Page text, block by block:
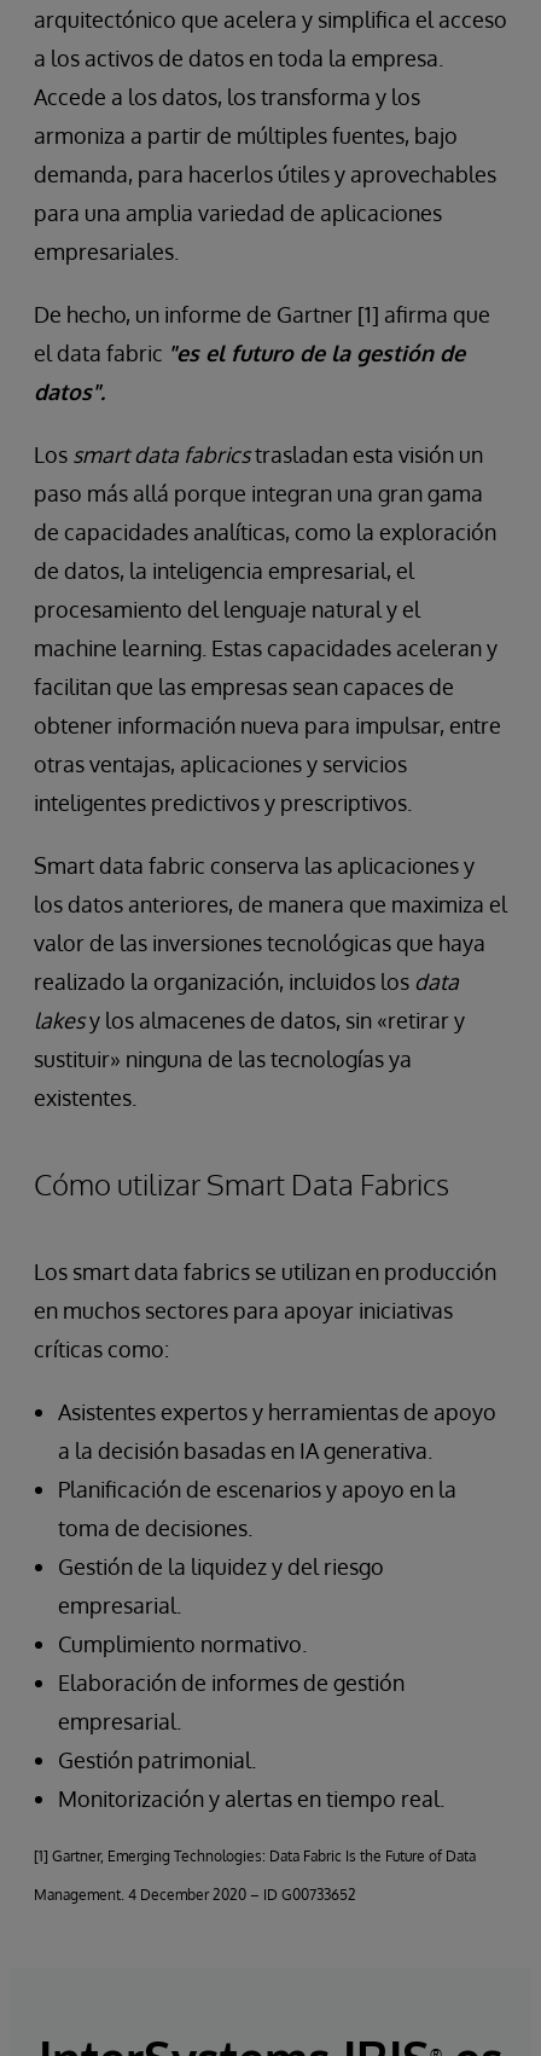
arquitectónico que acelera y simplifica el acceso
a los activos de datos en toda la empresa.
Accede a los datos, los transforma y los
armoniza a partir de múltiples fuentes, bajo
demanda, para hacerlos útiles y aprovechables
para una amplia variedad de aplicaciones
empresariales.
De hecho, un informe de Gartner [1] afirma que
el data fabric "es el futuro de la gestión de
datos".
Los smart data fabricstrasladan esta visión un
paso más allá porque integran una gran gama
de capacidades analíticas, como la exploración
de datos, la inteligencia empresarial, el
procesamiento del lenguaje natural y el
machine learning. Estas capacidades aceleran y
facilitan que las empresas sean capaces de
obtener información nueva para impulsar, entre
otras ventajas, aplicaciones y servicios
inteligentes predictivos y prescriptivos.
Smart data fabric conserva las aplicaciones y
los datos anteriores, de manera que maximiza el
valor de las inversiones tecnológicas que haya
realizado la organización, incluidos los data
lakesy los almacenes de datos, sin «retirar y
sustituir» ninguna de las tecnologías ya
existentes.
Cómo utilizar Smart Data Fabrics
Los smart data fabrics se utilizan en producción
en muchos sectores para apoyar iniciativas
críticas como:
Asistentes expertos y herramientas de apoyo
a la decisión basadas en IA generativa.
Planificación de escenarios y apoyo en la
toma de decisiones.
Gestión de la liquidez y del riesgo
empresarial.
Cumplimiento normativo.
Elaboración de informes de gestión
empresarial.
Gestión patrimonial.
Monitorización y alertas en tiempo real.
[1] Gartner, Emerging Technologies: Data Fabric Is the Future of Data
Management. 4 December 2020 – ID G00733652